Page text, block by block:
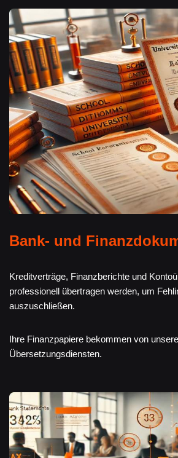
Bank- und
Kreditverträge, Finanzberichte und
professionell übertragen werden, um
auszuschließen.
Ihre Finanzpapiere bekommen von
Übersetzungsdiensten.